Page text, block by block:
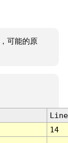
可能的原
Line
14